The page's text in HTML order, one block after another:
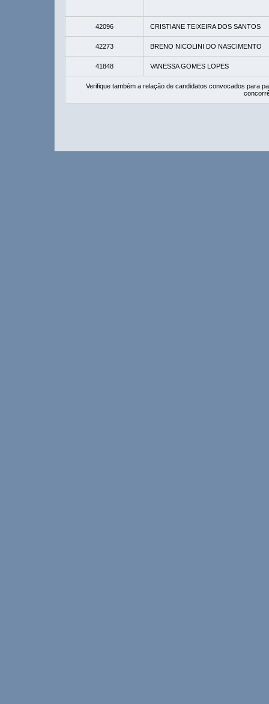
42096 CRISTIANE TEIXEIRA DOS SANTOS
42273 BRENO NICOLINI DO NASCIMENTO
41848 VANESSA GOMES LOPES
Verifique também a relação de candidatos convocados para